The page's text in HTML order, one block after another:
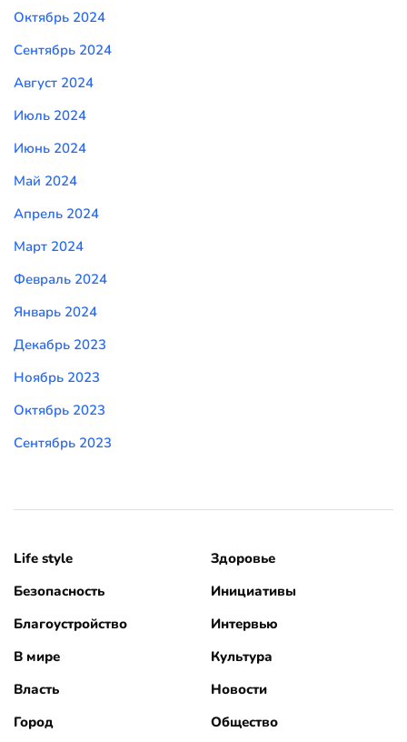
Октябрь 2024
Сентябрь 2024
Август 2024
Июль 2024
Июнь 2024
Май 2024
Апрель 2024
Март 2024
Февраль 2024
Январь 2024
Декабрь 2023
Ноябрь 2023
Октябрь 2023
Сентябрь 2023
Life style
Безопасность
Благоустройство
В мире
Власть
Город
Здоровье
Инициативы
Интервью
Культура
Новости
Общество